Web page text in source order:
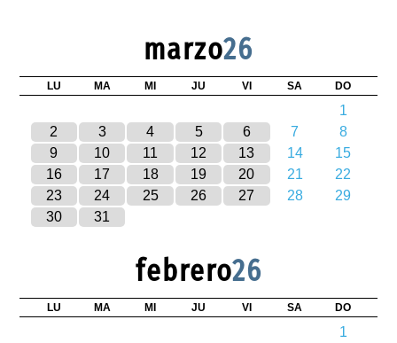
marzo26
LU MA MI JU VI SA DO
1
2
3 4 5 6 7
8
9
10 11 12 13 14
15
16
17 18 19 20 21
22
23
24 25 26 27 28
29
30
31
febrero26
LU MA MI JU VI SA DO
1